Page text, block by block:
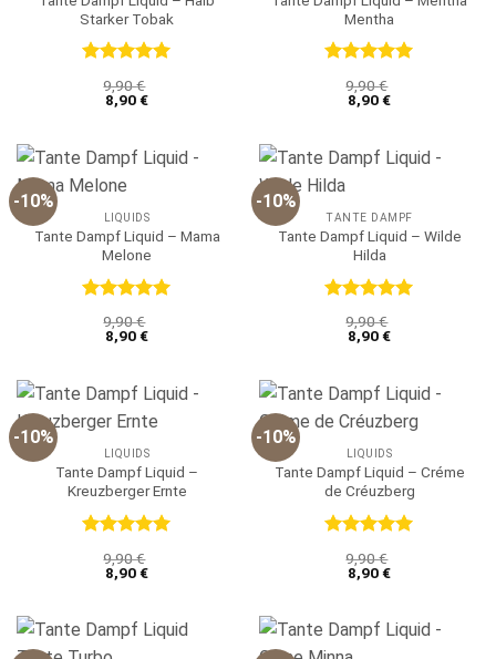
Starker Tobak
Bewertet
mit5von
9,90€
8,90€
Mentha
Bewertet
mit5von
9,90€
8,90€
-10%
LIQUIDS
Tante Dampf Liquid – Mama
Melone
Bewertet
mit5von
9,90€
8,90€
-10%
TANTE DAMPF
Tante Dampf Liquid – Wilde
Hilda
Bewertet
mit5von
9,90€
8,90€
-10%
LIQUIDS
Tante Dampf Liquid –
Kreuzberger Ernte
mit5von
9,90€
8,90€
-10%
LIQUIDS
Tante Dampf Liquid – Créme
de Créuzberg
mit5von
9,90€
8,90€